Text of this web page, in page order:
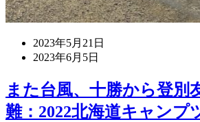
2023年5月21日
2023年6月5日
また台風、十勝から登別
難：2022北海道キャンプ